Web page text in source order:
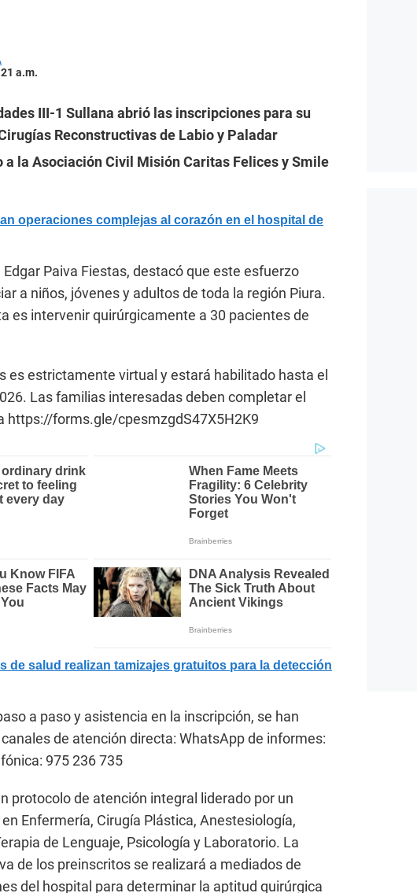
a.m.
III-1 Sullana abrió las inscripciones para su
Reconstructivas de Labio y Paladar
a la Asociación Civil Misión Caritas Felices y Smile
operaciones complejas al corazón en el hospital de
Paiva Fiestas, destacó que este esfuerzo
a niños, jóvenes y adultos de toda la región Piura.
es intervenir quirúrgicamente a 30 pacientes de
es estrictamente virtual y estará habilitado hasta el
Las familias interesadas deben completar el
https://forms.gle/cpesmzgdS47X5H2K9
de salud realizan tamizajes gratuitos para la detección
a paso y asistencia en la inscripción, se han
de atención directa: WhatsApp de informes:
975 236 735
protocolo de atención integral liderado por un
Enfermería, Cirugía Plástica, Anestesiología,
de Lenguaje, Psicología y Laboratorio. La
de los preinscritos se realizará a mediados de
del hospital para determinar la aptitud quirúrgica